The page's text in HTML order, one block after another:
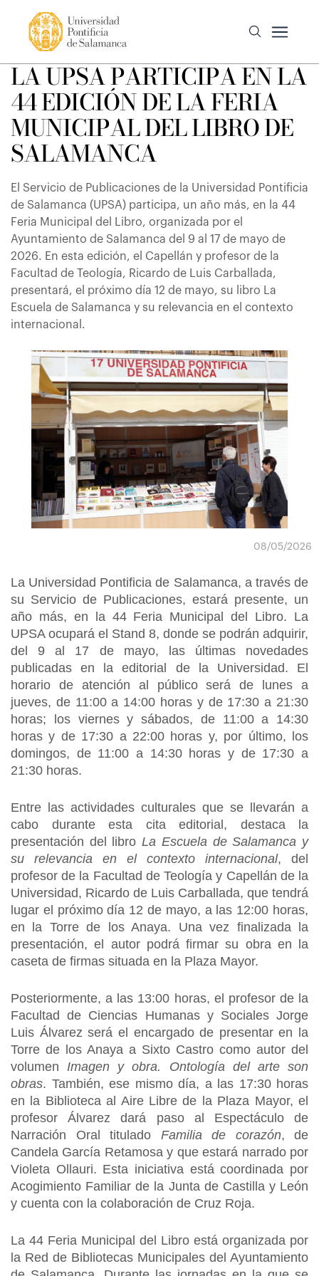
LA UPSA PARTICIPA EN LA
44 EDICIÓN DE LA FERIA
MUNICIPAL DEL LIBRO DE
SALAMANCA
El Servicio de Publicaciones de la Universidad Pontificia
de Salamanca (UPSA) participa, un año más, en la 44
Feria Municipal del Libro, organizada por el
Ayuntamiento de Salamanca del 9 al 17 de mayo de
2026. En esta edición, el Capellán y profesor de la
Facultad de Teología, Ricardo de Luis Carballada,
presentará, el próximo día 12 de mayo, su libro La
Escuela de Salamanca y su relevancia en el contexto
internacional.
08/05/2026
La Universidad Pontificia de Salamanca, a través de
su Servicio de Publicaciones, estará presente, un
año más, en la 44 Feria Municipal del Libro. La
UPSA ocupará el Stand 8, donde se podrán adquirir,
del 9 al 17 de mayo, las últimas novedades
publicadas en la editorial de la Universidad. El
horario de atención al público será de lunes a
jueves, de 11:00 a 14:00 horas y de 17:30 a 21:30
horas; los viernes y sábados, de 11:00 a 14:30
horas y de 17:30 a 22:00 horas y, por último, los
domingos, de 11:00 a 14:30 horas y de 17:30 a
21:30 horas.
Entre las actividades culturales que se llevarán a
cabo durante esta cita editorial, destaca la
presentación del libroLa Escuela de Salamanca y
su relevancia en el contexto internacional, del
profesor de la Facultad de Teología y Capellán de la
Universidad, Ricardo de Luis Carballada, que tendrá
lugar el próximo día 12 de mayo, a las 12:00 horas,
en la Torre de los Anaya. Una vez finalizada la
presentación, el autor podrá firmar su obra en la
caseta de firmas situada en la Plaza Mayor.
Posteriormente, a las 13:00 horas, el profesor de la
Facultad de Ciencias Humanas y Sociales Jorge
Luis Álvarez será el encargado de presentar en la
Torre de los Anaya a Sixto Castro como autor del
volumenImagen y obra. Ontología del arte son
obras. También, ese mismo día, a las 17:30 horas
en la Biblioteca al Aire Libre de la Plaza Mayor, el
profesor Álvarez dará paso al Espectáculo de
Narración Oral titulado Familia de corazón, de
Candela García Retamosa y que estará narrado por
Violeta Ollauri. Esta iniciativa está coordinada por
Acogimiento Familiar de la Junta de Castilla y León
y cuenta con la colaboración de Cruz Roja.
La 44 Feria Municipal del Libro está organizada por
la Red de Bibliotecas Municipales del Ayuntamiento